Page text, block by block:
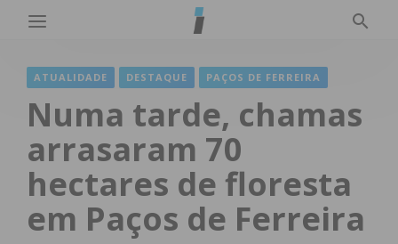
ATUALIDADE DESTAQUE PAÇOS DE FERREIRA
Numa tarde, chamas
arrasaram 70
hectares de floresta
em Paços de Ferreira